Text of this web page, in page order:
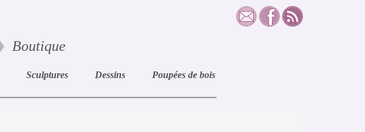
Boutique
Sculptures Dessins Poupées de bois